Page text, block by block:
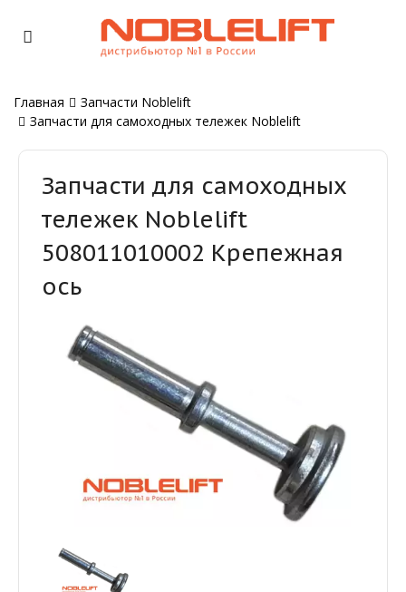
Главная
Запчасти Noblelift
Запчасти для самоходных тележек Noblelift
Запчасти для самоходных
тележек Noblelift
508011010002 Крепежная
ось